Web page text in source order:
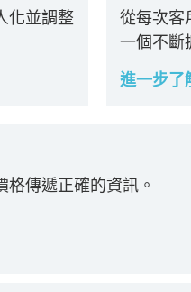
化並調整
從每次客
一個不斷
進一步了
傳遞正確的資訊。